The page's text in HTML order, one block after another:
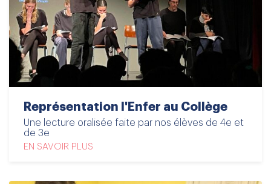
Représentation l'Enfer au Collège
Une lecture oralisée faite par nos élèves de 4e et
de 3e
EN SAVOIR PLUS